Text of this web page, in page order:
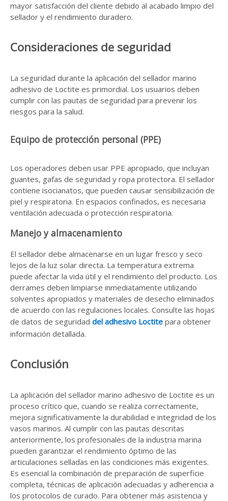
mayor satisfacción del cliente debido al acabado limpio del
sellador y el rendimiento duradero.
Consideraciones de seguridad
La seguridad durante la aplicación del sellador marino
adhesivo de Loctite es primordial. Los usuarios deben
cumplir con las pautas de seguridad para prevenir los
riesgos para la salud.
Equipo de protección personal (PPE)
Los operadores deben usar PPE apropiado, que incluyan
guantes, gafas de seguridad y ropa protectora. El sellador
contiene isocianatos, que pueden causar sensibilización de
piel y respiratoria. En espacios confinados, es necesaria
ventilación adecuada o protección respiratoria.
Manejo y almacenamiento
El sellador debe almacenarse en un lugar fresco y seco
lejos de la luz solar directa. La temperatura extrema
puede afectar la vida útil y el rendimiento del producto. Los
derrames deben limpiarse inmediatamente utilizando
solventes apropiados y materiales de desecho eliminados
de acuerdo con las regulaciones locales. Consulte las hojas
de datos de seguridad del adhesivo Loctite para obtener
información detallada.
Conclusión
La aplicación del sellador marino adhesivo de Loctite es un
proceso crítico que, cuando se realiza correctamente,
mejora significativamente la durabilidad e integridad de los
vasos marinos. Al cumplir con las pautas descritas
anteriormente, los profesionales de la industria marina
pueden garantizar el rendimiento óptimo de las
articulaciones selladas en las condiciones más exigentes.
Es esencial la combinación de preparación de superficie
completa, técnicas de aplicación adecuadas y adherencia a
los protocolos de curado. Para obtener más asistencia y